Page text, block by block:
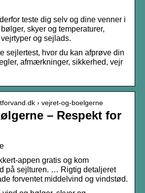
teste dig selv og dine venner i
skyer og temperaturer,
og sejlads.
sejlertest, hvor du kan afprøve din
afmærkninger, sikkerhed, vejr
› vejret-og-boelgerne
– Respekt for
appen gratis og kom
på sejlturen. … Rigtig detaljeret
forventet middelvind og vindstød.